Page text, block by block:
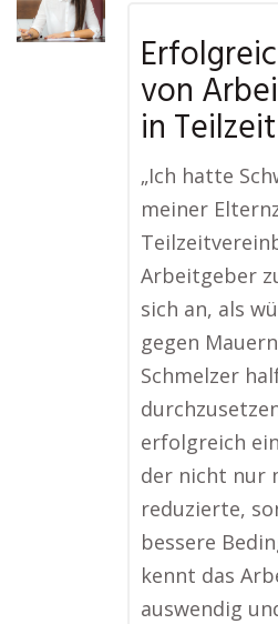
von
in Teilzeit
„Ich hatte
meiner
Arbeitgeber
sich an, als
gegen
Schmelzer
erfolgreich
der nicht nur
reduzierte,
bessere
kennt das
auswendig